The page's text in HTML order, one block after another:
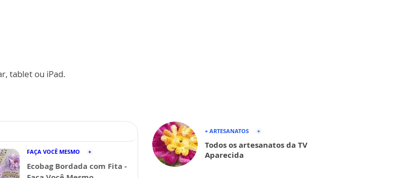
tablet ou iPad.
FAÇA VOCÊ MESMO
Ecobag Bordada com Fita -
+ ARTESANATOS
Todos os artesanatos da TV
Aparecida